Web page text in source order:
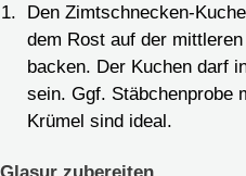
Den Zimtschnecken-
dem Rost auf der
backen. Der Kuchen darf
sein. Ggf. Stäbchenprobe
Krümel sind ideal.